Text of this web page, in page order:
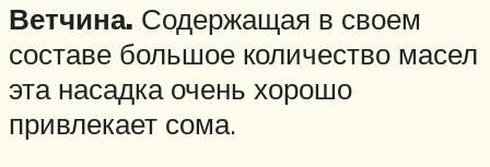
Ветчина. Содержащая в своем
составе большое количество масел
эта насадка очень хорошо
привлекает сома.